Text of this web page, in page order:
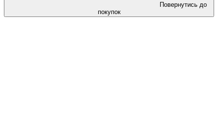
Повернутись до
покупок